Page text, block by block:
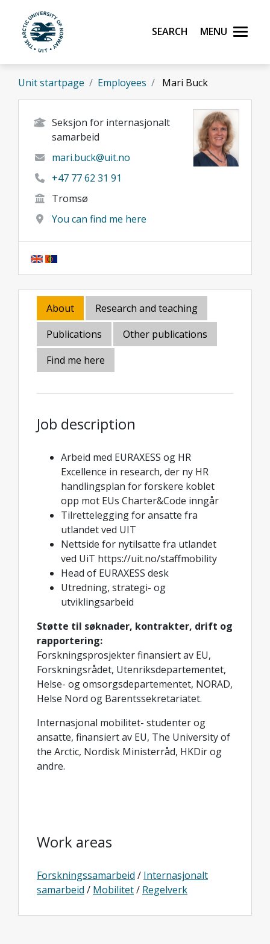
Skip to main content
UiT The Arctic University of Norway
Search Menu
Unit startpage Employees Mari Buck
Seksjon for internasjonalt
samarbeid
mari.buck@uit.no
+47 77 62 31 91
Tromsø
You can find me here
About
Research and teaching
Publications
Other publications
Find me here
Job description
Arbeid med EURAXESS og HR
Excellence in research, der ny HR
handlingsplan for forskere koblet
opp mot EUs Charter&Code inngår
Tilrettelegging for ansatte fra
utlandet ved UIT
Nettside for nytilsatte fra utlandet
ved UiT https://uit.no/staffmobility
Head of EURAXESS desk
Utredning, strategi- og
utviklingsarbeid
Støtte til søknader, kontrakter, drift og
rapportering:
Forskningsprosjekter finansiert av EU,
Forskningsrådet, Utenriksdepartementet,
Helse- og omsorgsdepartementet, NORAD,
Helse Nord og Barentssekretariatet.
Internasjonal mobilitet- studenter og
ansatte, finansiert av EU, The University of
the Arctic, Nordisk Ministerråd, HKDir og
andre.
Work areas
Forskningssamarbeid / Internasjonalt
samarbeid / Mobilitet/ Regelverk